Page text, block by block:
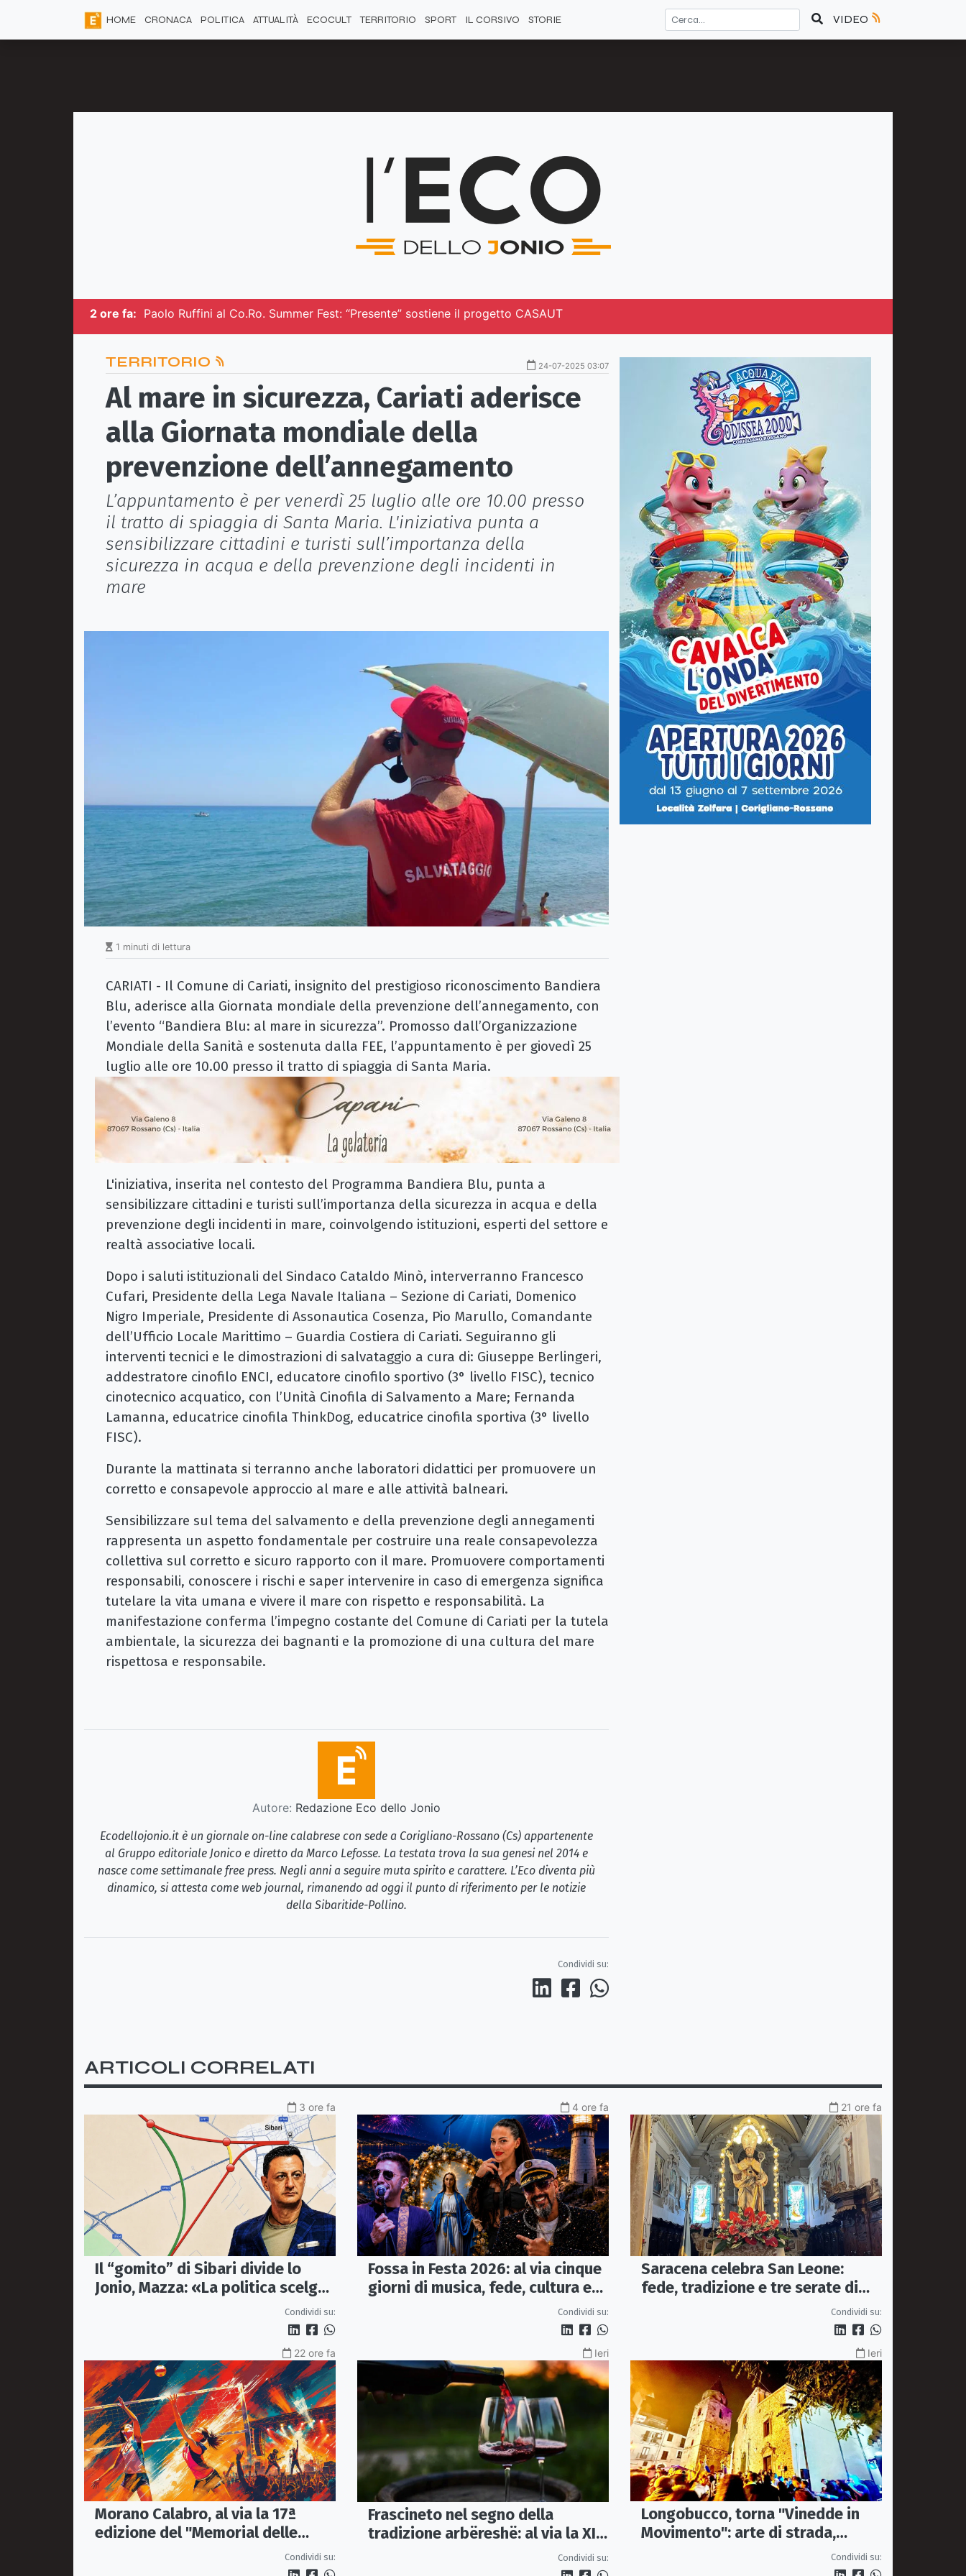
HOME CRONACA POLITICA ATTUALITÀ ECOCULT TERRITORIO SPORT IL CORSIVO STORIE VIDEO
2 ore fa: Paolo Ruffini al Co.Ro. Summer Fest: “Presente” sostiene il progetto CASAUT
TERRITORIO 24-07-2025 03:07
Al mare in sicurezza, Cariati aderisce
alla Giornata mondiale della
prevenzione dell’annegamento
L’appuntamento è per venerdì 25 luglio alle ore 10.00 presso
il tratto di spiaggia di Santa Maria. L'iniziativa punta a
sensibilizzare cittadini e turisti sull’importanza della
sicurezza in acqua e della prevenzione degli incidenti in
mare
1 minuti di lettura
CARIATI - Il Comune di Cariati, insignito del prestigioso riconoscimento Bandiera
Blu, aderisce alla Giornata mondiale della prevenzione dell’annegamento, con
l’evento “Bandiera Blu: al mare in sicurezza”. Promosso dall’Organizzazione
Mondiale della Sanità e sostenuta dalla FEE, l’appuntamento è per giovedì 25
luglio alle ore 10.00 presso il tratto di spiaggia di Santa Maria.
L'iniziativa, inserita nel contesto del Programma Bandiera Blu, punta a
sensibilizzare cittadini e turisti sull’importanza della sicurezza in acqua e della
prevenzione degli incidenti in mare, coinvolgendo istituzioni, esperti del settore e
realtà associative locali.
Dopo i saluti istituzionali del Sindaco Cataldo Minò, interverranno Francesco
Cufari, Presidente della Lega Navale Italiana – Sezione di Cariati, Domenico
Nigro Imperiale, Presidente di Assonautica Cosenza, Pio Marullo, Comandante
dell’Ufficio Locale Marittimo – Guardia Costiera di Cariati. Seguiranno gli
interventi tecnici e le dimostrazioni di salvataggio a cura di: Giuseppe Berlingeri,
addestratore cinofilo ENCI, educatore cinofilo sportivo (3° livello FISC), tecnico
cinotecnico acquatico, con l’Unità Cinofila di Salvamento a Mare; Fernanda
Lamanna, educatrice cinofila ThinkDog, educatrice cinofila sportiva (3° livello
FISC).
Durante la mattinata si terranno anche laboratori didattici per promuovere un
corretto e consapevole approccio al mare e alle attività balneari.
Sensibilizzare sul tema del salvamento e della prevenzione degli annegamenti
rappresenta un aspetto fondamentale per costruire una reale consapevolezza
collettiva sul corretto e sicuro rapporto con il mare. Promuovere comportamenti
responsabili, conoscere i rischi e saper intervenire in caso di emergenza significa
tutelare la vita umana e vivere il mare con rispetto e responsabilità. La
manifestazione conferma l’impegno costante del Comune di Cariati per la tutela
ambientale, la sicurezza dei bagnanti e la promozione di una cultura del mare
rispettosa e responsabile.
Autore: Redazione Eco dello Jonio
Ecodellojonio.it è un giornale on-line calabrese con sede a Corigliano-Rossano (Cs) appartenente
al Gruppo editoriale Jonico e diretto da Marco Lefosse. La testata trova la sua genesi nel 2014 e
nasce come settimanale free press. Negli anni a seguire muta spirito e carattere. L’Eco diventa più
dinamico, si attesta come web journal, rimanendo ad oggi il punto di riferimento per le notizie
della Sibaritide-Pollino.
Condividi su:
ARTICOLI CORRELATI
3 ore fa
Il “gomito” di Sibari divide lo
Jonio, Mazza: «La politica scelga
Condividi su:
4 ore fa
Fossa in Festa 2026: al via cinque
giorni di musica, fede, cultura e
Condividi su:
21 ore fa
Saracena celebra San Leone:
fede, tradizione e tre serate di
Condividi su:
22 ore fa
Morano Calabro, al via la 17ª
edizione del "Memorial delle
Condividi su:
Ieri
Frascineto nel segno della
tradizione arbëreshë: al via la XII
edizione della Festa del VinoCondividi su:
Ieri
Longobucco, torna "Vinedde in
Movimento": arte di strada,
musica e sapori fanno rivivere il
Condividi su: